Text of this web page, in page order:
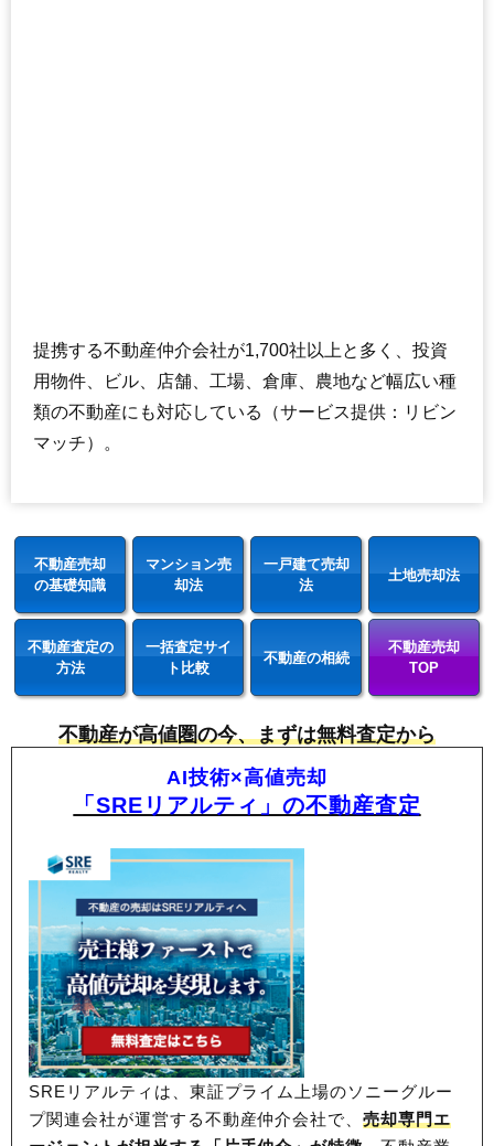
提携する不動産仲介会社が1,700社以上と多く、投資
用物件、ビル、店舗、工場、倉庫、農地など幅広い種
類の不動産にも対応している（サービス提供：リビン
マッチ）。
不動産売却
の基礎知識
マンション売
却法
一戸建て売却
法
土地売却法
不動産査定の
方法
一括査定サイ
ト比較
不動産の相続
不動産売却
TOP
不動産が高値圏の今、まずは無料査定から
AI技術×高値売却
「SREリアルティ」の不動産査定
SREリアルティは、東証プライム上場のソニーグルー
プ関連会社が運営する不動産仲介会社で、売却専門エ